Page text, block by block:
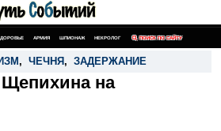
АРМИЯ ШПИОНАЖ НЕКРОЛОГ ПОИСК ПО САЙТУ
, ЧЕЧНЯ , ЗАДЕРЖАНИЕ
на